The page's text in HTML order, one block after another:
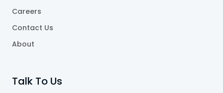
Careers
Contact Us
About
Talk To Us